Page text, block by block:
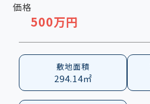
価格
500万円
敷地面積
294.14㎡